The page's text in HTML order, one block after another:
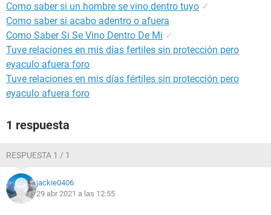
Como saber si un hombre se vino dentro tuyo ✓
Como saber si acabo adentro o afuera
Como Saber Si Se Vino Dentro De Mi ✓
Tuve relaciones en mis días fertiles sin protección pero
eyaculo afuera foro
Tuve relaciones en mis días fértiles sin protección pero
eyaculo afuera foro
1 respuesta
RESPUESTA 1 / 1
jackie0406
29 abr 2021 a las 12:55